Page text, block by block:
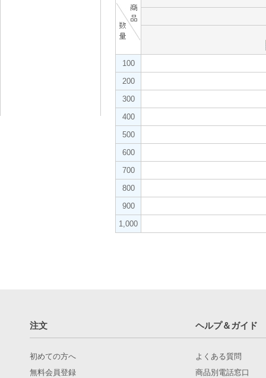
100
200
300
400
500
600
700
800
900
1,000
注文 ヘルプ＆ガイド
初めての方へ
無料会員登録
よくある質問
商品別電話窓口